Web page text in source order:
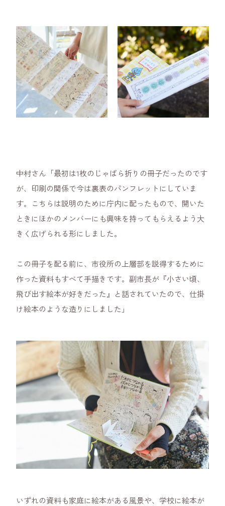
中村さん「最初は1枚のじゃばら折りの冊子だったのです
が、印刷の関係で今は裏表のパンフレットにしていま
す。こちらは説明のために庁内に配ったもので、開いた
ときにほかのメンバーにも興味を持ってもらえるよう大
きく広げられる形にしました。
この冊子を配る前に、市役所の上層部を説得するために
作った資料もすべて手描きです。副市長が『小さい頃、
飛び出す絵本が好きだった』と話されていたので、仕掛
け絵本のような造りにしました」
いずれの資料も家庭に絵本がある風景や、学校に絵本が